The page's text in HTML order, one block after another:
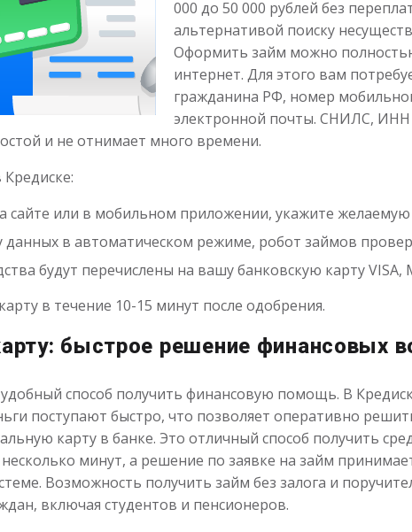
000 до 50 000 рублей без
альтернативой поиску
Оформить займ можно
интернет. Для этого вам
гражданина РФ, номер
электронной почты. СНИЛС, ИНН
и не отнимает много времени.
сайте или в мобильном приложении, укажите желаемую
в автоматическом режиме, робот займов
будут перечислены на вашу банковскую карту
в течение 10-15 минут после одобрения.
быстрое решение финансовых
способ получить финансовую помощь. В
поступают быстро, что позволяет оперативно
карту в банке. Это отличный способ получить
минут, а решение по заявке на займ
Возможность получить займ без залога и
включая студентов и пенсионеров.